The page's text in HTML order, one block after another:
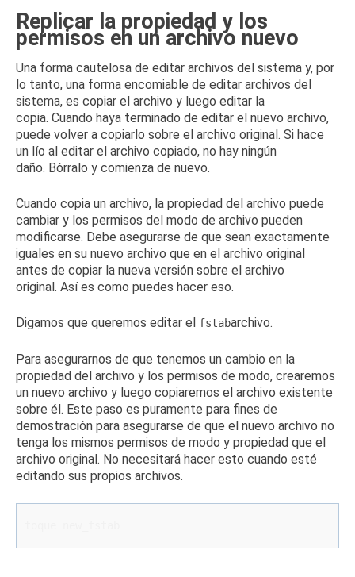
Replicar la propiedad y los
permisos en un archivo nuevo
Una forma cautelosa de editar archivos del sistema y, por
lo tanto, una forma encomiable de editar archivos del
sistema, es copiar el archivo y luego editar la
copia. Cuando haya terminado de editar el nuevo archivo,
puede volver a copiarlo sobre el archivo original. Si hace
un lío al editar el archivo copiado, no hay ningún
daño. Bórralo y comienza de nuevo.
Cuando copia un archivo, la propiedad del archivo puede
cambiar y los permisos del modo de archivo pueden
modificarse. Debe asegurarse de que sean exactamente
iguales en su nuevo archivo que en el archivo original
antes de copiar la nueva versión sobre el archivo
original. Así es como puedes hacer eso.
Digamos que queremos editar el fstabarchivo.
Para asegurarnos de que tenemos un cambio en la
propiedad del archivo y los permisos de modo, crearemos
un nuevo archivo y luego copiaremos el archivo existente
sobre él. Este paso es puramente para fines de
demostración para asegurarse de que el nuevo archivo no
tenga los mismos permisos de modo y propiedad que el
archivo original. No necesitará hacer esto cuando esté
editando sus propios archivos.